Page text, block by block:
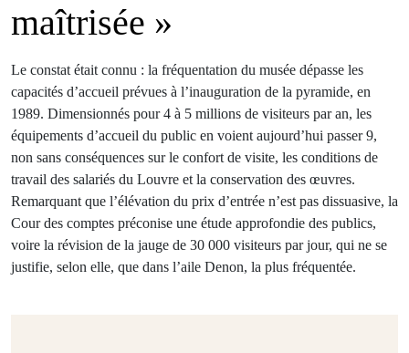
maîtrisée »
Le constat était connu : la fréquentation du musée dépasse les
capacités d’accueil prévues à l’inauguration de la pyramide, en
1989. Dimensionnés pour 4 à 5 millions de visiteurs par an, les
équipements d’accueil du public en voient aujourd’hui passer 9,
non sans conséquences sur le confort de visite, les conditions de
travail des salariés du Louvre et la conservation des œuvres.
Remarquant que l’élévation du prix d’entrée n’est pas dissuasive, la
Cour des comptes préconise une étude approfondie des publics,
voire la révision de la jauge de 30 000 visiteurs par jour, qui ne se
justifie, selon elle, que dans l’aile Denon, la plus fréquentée.